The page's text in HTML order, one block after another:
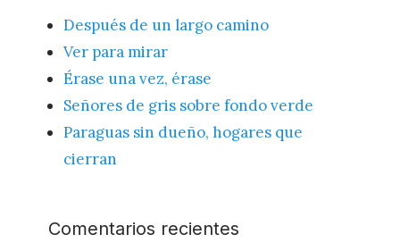
Después de un largo camino
Ver para mirar
Érase una vez, érase
Señores de gris sobre fondo verde
Paraguas sin dueño, hogares que
cierran
Comentarios recientes